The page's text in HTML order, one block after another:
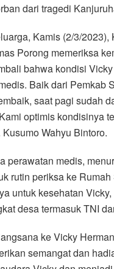
dari tragedi
Kamis (2/3/
Porong memeriksa
bahwa kondisi
Baik dari Pemkab
saat pagi sudah
optimis kondisinya
Wahyu Bintoro.
perawatan medis,
rutin periksa ke
untuk kesehatan
desa termasuk TNI
ke Vicky
semangat dan